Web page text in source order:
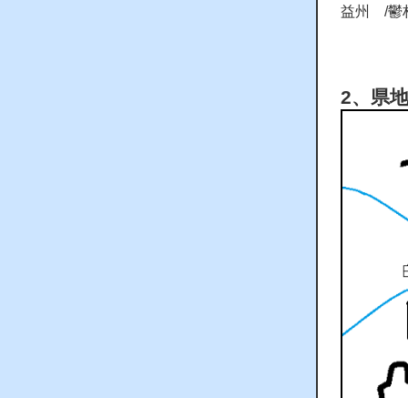
益州 /鬱
2、県